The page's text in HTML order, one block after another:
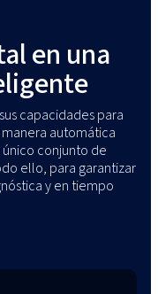
en una
capacidades para
automática
conjunto de
ello, para garantizar
y en tiempo